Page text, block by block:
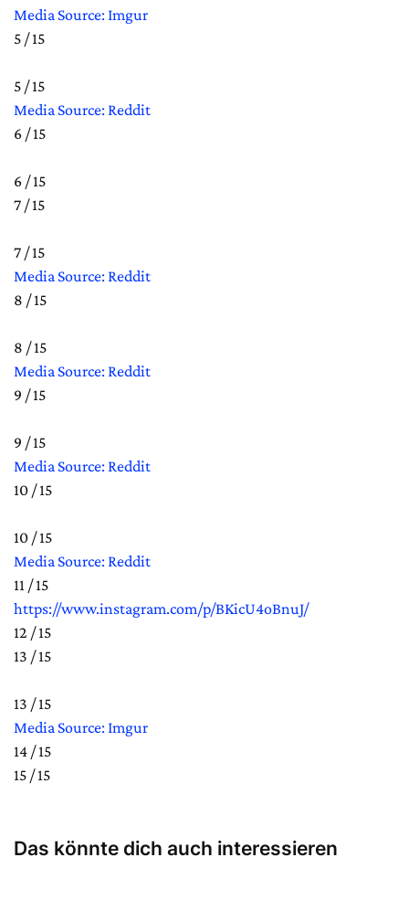
Media Source: Imgur
5 / 15
5 / 15
Media Source: Reddit
6 / 15
6 / 15
7 / 15
7 / 15
Media Source: Reddit
8 / 15
8 / 15
Media Source: Reddit
9 / 15
9 / 15
Media Source: Reddit
10 / 15
10 / 15
Media Source: Reddit
11 / 15
https://www.instagram.com/p/BKicU4oBnuJ/
12 / 15
13 / 15
13 / 15
Media Source: Imgur
14 / 15
15 / 15
Das könnte dich auch interessieren